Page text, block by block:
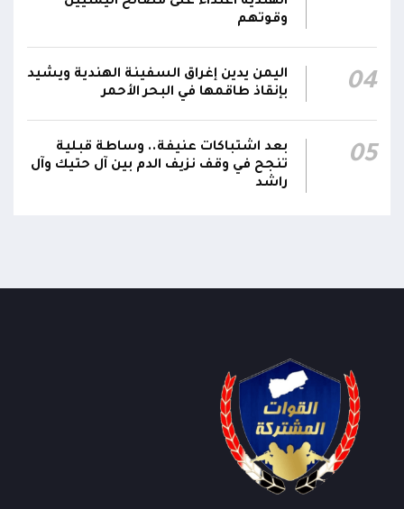
قرارات رئاسية بتعيين أحمد سعيد بن بريك وراشد
ناصر الجند مستشارين لرئيس مجلس القيادة
الرئاسي وترقيتهما إلى رتبة فريق
وقوتهم
04
اليمن يدين إغراق السفينة الهندية ويشيد
بإنقاذ طاقمها في البحر الأحمر
05
بعد اشتباكات عنيفة.. وساطة قبلية
تنجح في وقف نزيف الدم بين آل حتيك وآل
راشد